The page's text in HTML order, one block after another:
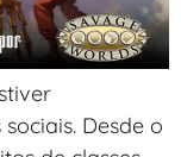
Desde o